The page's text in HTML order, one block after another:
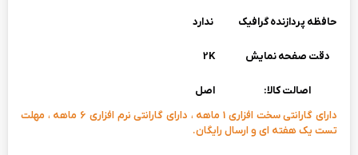
حافظه پردازنده گرافیک ندارد
دقت صفحه نمایش 2K
اصالت کالا:
اصل
دارای گارانتی سخت افزاری 1 ماهه ، دارای گارانتی نرم افزاری 6 ماهه ، مهلت
تست یک هفته ای و ارسال رایگان.